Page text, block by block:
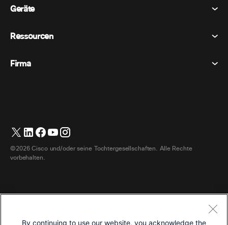
Nachrichten
Veranstaltungen
Whiteboarding
Cloud-Kontaktcenter
Allgemeine Geschäftsbedingungen
Marken
English (Englisch)
Français (Französisch)
日本語 (Japanisch)
Geräte
Raumgeräte
Kopfhörer
Zimmerzubehör
Ressourcen
Preise
Webinare Ansehen
Entwickler
Firma
Support kontaktieren
Kontakt Vertrieb
©2026 Cisco und/oder seine Tochtergesellschaften. Alle Rechte
vorbehalten.
By continuing to use our website, you acknowledge the